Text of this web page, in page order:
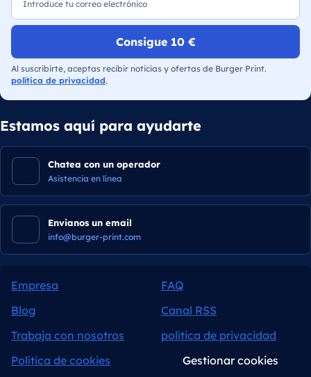
Consigue 10 €
Al suscribirte, aceptas recibir noticias y ofertas de Burger Print.
política de privacidad.
Estamos aquí para ayudarte
Chatea con un operador
Asistencia en línea
Envianos un email
info@burger-print.com
Empresa
FAQ
Blog
Canal RSS
Trabaja con nosotros
política de privacidad
Política de cookies
Gestionar cookies